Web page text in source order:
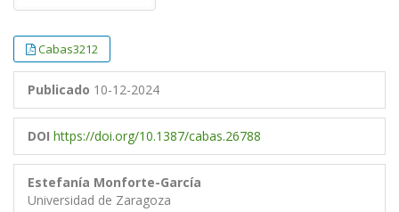
Cabas3212
Publicado 10-12-2024
DOI https://doi.org/10.1387/cabas.26788
Estefanía Monforte-García
Universidad de Zaragoza